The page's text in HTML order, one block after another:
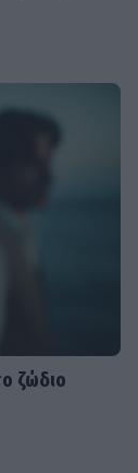
ζώδιο